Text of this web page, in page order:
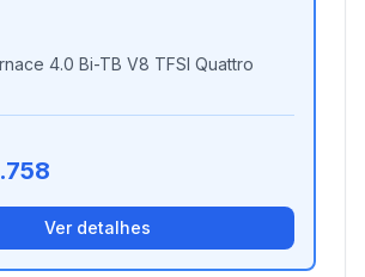
4.0 Bi-TB V8 TFSI Quattro
Ver detalhes